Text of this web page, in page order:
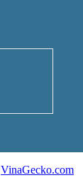
VinaGecko.com